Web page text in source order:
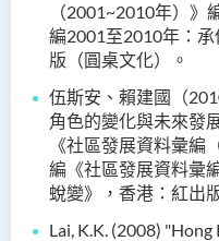
（2001~2010年）
編2001至2010年：
版（圓桌文化）。
伍斯安、賴建國（
角色的變化與未來發
《社區發展資料彙編
編《社區發展資料彙
蛻變》，香港：紅出
Lai, K.K. (2008)